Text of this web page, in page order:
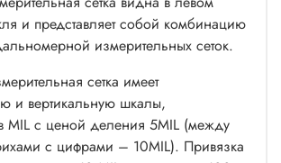
и представляет собой комбинацию
измерительных сеток.
сетка имеет
и вертикальную шкалы,
MIL с ценой деления 5MIL (между
с цифрами – 10MIL). Привязка